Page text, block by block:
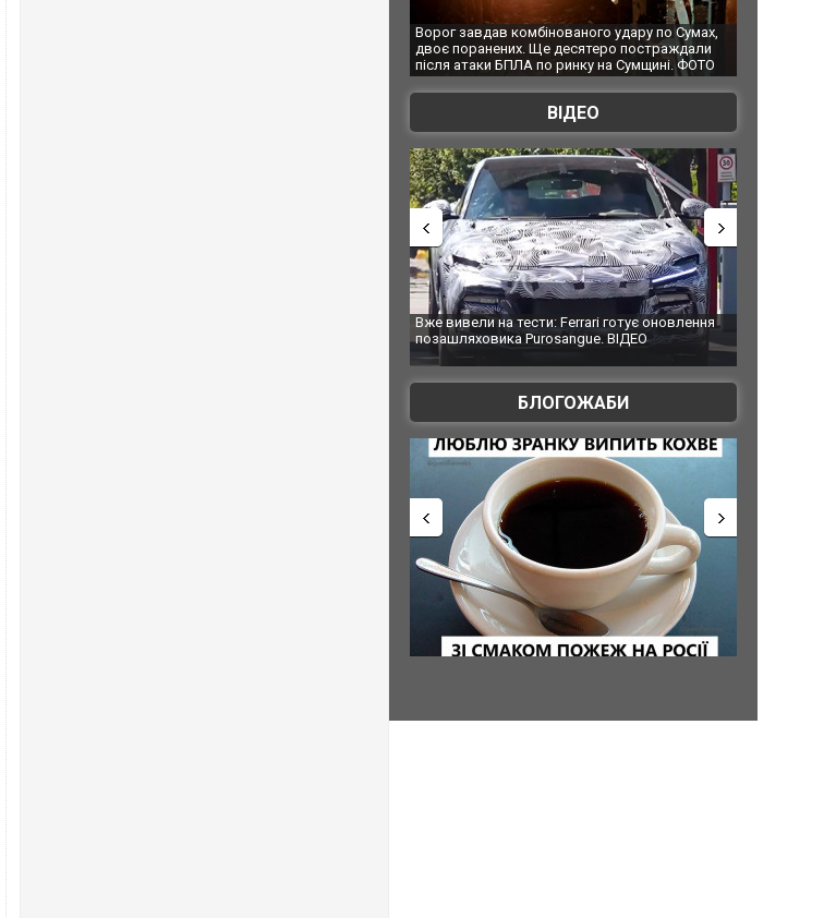
Ворог завдав комбінованого удару по Сумах,
двоє поранених. Ще десятеро постраждали
після атаки БПЛА по ринку на Сумщині. ФОТО
За 2000 кілометрів від кордону з Україною: в
Єкатеринбурзі після атаки дронів загорівся
склад Wildberries. ФОТО. ВІДЕО
ВІДЕО
Вже вивели на тести: Ferrari готує оновлення
Вийшов трейлер нової екранізації легендарного
фільму "Афера Томаса Крауна"
БЛОГОЖАБИ